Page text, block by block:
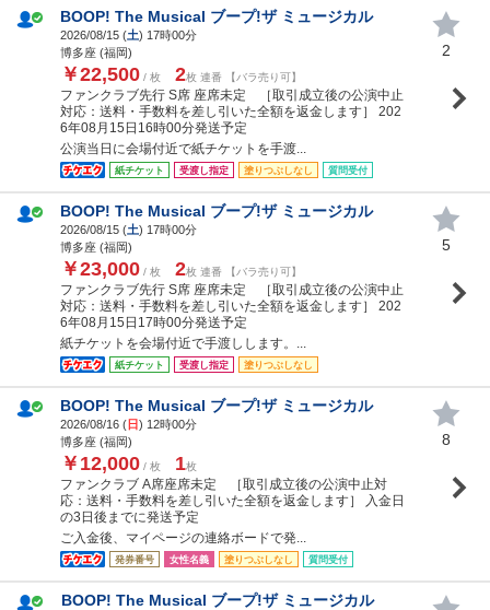
BOOP! The Musical ブープ!ザ ミュージカル
2026/08/15 (土) 17時00分
博多座 (福岡)
￥22,500 / 枚 2枚 連番 【バラ売り可】
ファンクラブ先行 S席 座席未定 ［取引成立後の公演中止
対応：送料・手数料を差し引いた全額を返金します］ 202
6年08月15日16時00分発送予定
公演当日に会場付近で紙チケットを手渡...
紙チケット 受渡し指定 塗りつぶしなし 質問受付
2
BOOP! The Musical ブープ!ザ ミュージカル
2026/08/15 (土) 17時00分
博多座 (福岡)
￥23,000 / 枚 2枚 連番 【バラ売り可】
ファンクラブ先行 S席 座席未定 ［取引成立後の公演中止
対応：送料・手数料を差し引いた全額を返金します］ 202
6年08月15日17時00分発送予定
紙チケットを会場付近で手渡しします。...
紙チケット 受渡し指定 塗りつぶしなし
5
BOOP! The Musical ブープ!ザ ミュージカル
2026/08/16 (日) 12時00分
博多座 (福岡)
￥12,000 / 枚 1枚
ファンクラブ A席座席未定 ［取引成立後の公演中止対
応：送料・手数料を差し引いた全額を返金します］ 入金日
の3日後までに発送予定
ご入金後、マイページの連絡ボードで発...
発券番号 女性名義 塗りつぶしなし 質問受付
8
BOOP! The Musical ブープ!ザ ミュージカル